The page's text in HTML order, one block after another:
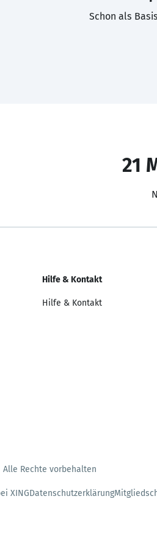
Schon als
21
Hilfe & Kontakt
Hilfe & Kontakt
Alle Rechte vorbehalten
XINGDatenschutzerklärung